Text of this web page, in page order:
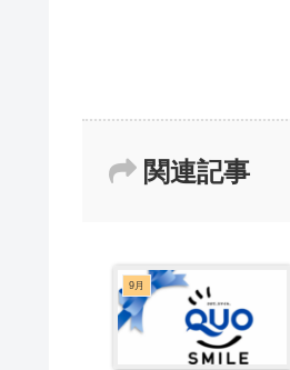
関連記事
9月